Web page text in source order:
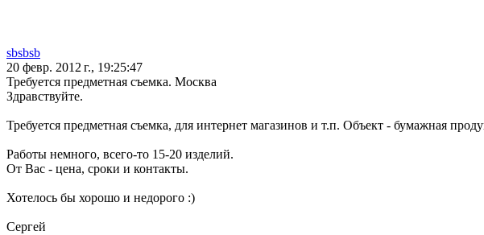
sbsbsb
20 февр. 2012 г., 19:25:47
Требуется предметная съемка. Москва
Здравствуйте.
Требуется предметная съемка, для интернет магазинов и т.п. Объект - бумажная
Работы немного, всего-то 15-20 изделий.
От Вас - цена, сроки и контакты.
Хотелось бы хорошо и недорого :)
Сергей